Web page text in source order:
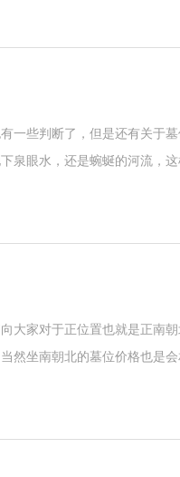
一些判断了，但是还有关于
泉眼水，还是蜿蜒的河流，
。
大家对于正位置也就是正南
然坐南朝北的墓位价格也是